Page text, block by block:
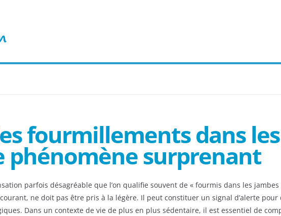
fourmillements dans
phénomène surprenant
parfois désagréable que l’on qualifie souvent de « fourmis dans les
ne doit pas être pris à la légère. Il peut constituer un signal d’alerte
Dans un contexte de vie de plus en plus sédentaire, il est essentiel de